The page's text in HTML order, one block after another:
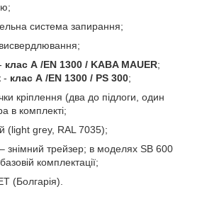
система запирання;
клас А /EN 1300 / KABA MAUER;
- клас А /EN 1300 / PS 300;
кріплення (два до підлоги, один
в комплекті;
(light grey, RAL 7035);
знімний трейзер; в моделях SB 600
комплектації;
(Болгарія).